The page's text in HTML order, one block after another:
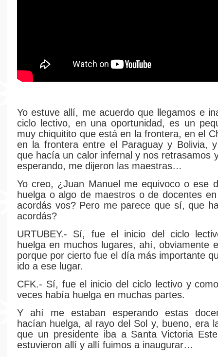
Yo estuve allí, me acuerdo que llegamos e
ciclo lectivo, en una oportunidad, es un
muy chiquitito que está en la frontera, en el
en la frontera entre el Paraguay y Bolivia,
que hacía un calor infernal y nos retrasamos
esperando, me dijeron las maestras…
Yo creo, ¿Juan Manuel me equivoco o ese
huelga o algo de maestros o de docentes
acordás vos? Pero me parece que sí, que
acordás?
URTUBEY.- Sí, fue el inicio del ciclo
huelga en muchos lugares, ahí, obviamente
porque por cierto fue el día más importante
ido a ese lugar.
CFK.- Sí, fue el inicio del ciclo lectivo y
veces había huelga en muchas partes.
Y ahí me estaban esperando estas
hacían huelga, al rayo del Sol y, bueno, era
que un presidente iba a Santa Victoria
estuvieron allí y allí fuimos a inaugurar…